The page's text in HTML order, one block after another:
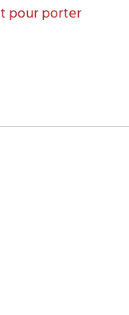
pour porter